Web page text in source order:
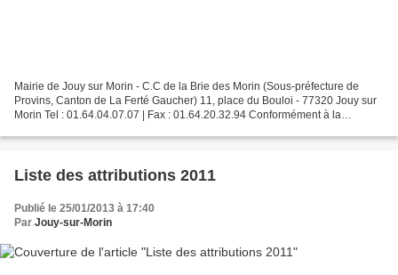
Mairie de Jouy sur Morin - C.C de la Brie des Morin (Sous-préfecture de
Provins, Canton de La Ferté Gaucher) 11, place du Bouloi - 77320 Jouy sur
Morin Tel : 01.64.04.07.07 | Fax : 01.64.20.32.94 Conformément à la
Liste des attributions 2011
Publié le 25/01/2013 à 17:40
Par Jouy-sur-Morin